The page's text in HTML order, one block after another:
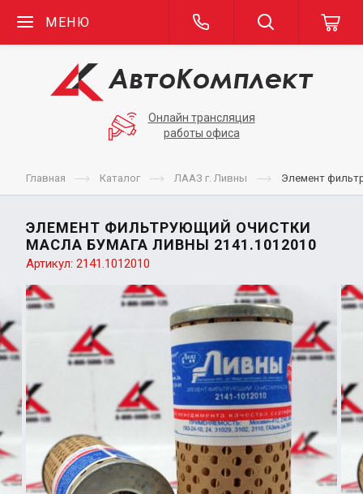
МЕНЮ
Онлайн трансляция
работы офиса
Главная Каталог ЛААЗ г. Ливны Элемент
ЭЛЕМЕНТ ФИЛЬТРУЮЩИЙ ОЧИСТКИ
МАСЛА БУМАГА ЛИВНЫ 2141.1012010
Артикул: 2141.1012010